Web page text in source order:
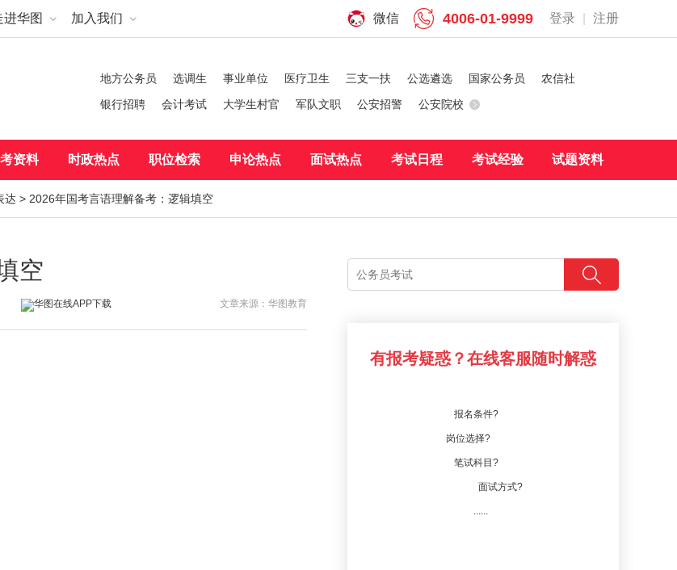
进华图 加入我们 登录 注册
4006-01-9999
微信
地方公务员 选调生 事业单位 医疗卫生 三支一扶 公选遴选 国家公务员
农信社
银行招聘
会计考试 大学生村官 军队文职 公安招警 公安院校
资料 时政热点 职位检索 申论热点 面试热点 考试日程 考试经验 试题资料
达 > 2026年国考言语理解备考：逻辑填空
空
文章来源：华图教育
有报考疑惑？在线客服随时解惑
报名条件?
岗位选择?
笔试科目?
面试方式?
......